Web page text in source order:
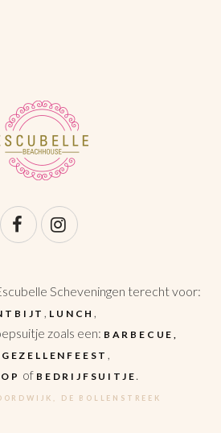
Scheveningen terecht voor:
, LUNCH,
zoals een: BARBECUE,
,
of BEDRIJFSUITJE .
DE BOLLENSTREEK